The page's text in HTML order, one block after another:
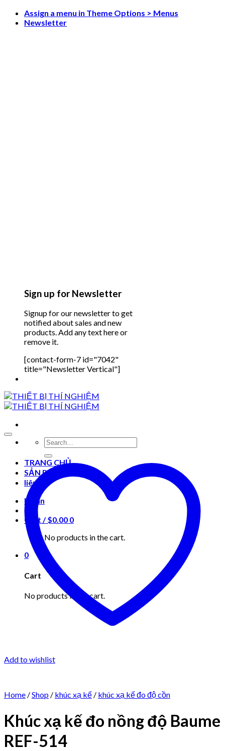
Skip
Assign a menu in Theme Options > Menus
Newsletter
Sign up for Newsletter
Signup for our newsletter to get
notified about sales and new
products. Add any text here or
remove it.
[contact-form-7 id="7042"
title="Newsletter Vertical"]
Search
for:
TRANG CHỦ
SẢN PHẨM
liên hệ
Login
Cart /$0.00 0
No products in the cart.
0
Cart
No products in the cart.
Add to wishlist
Home /Shop / khúc xạ kế / khúc xạ kế đo độ cồn
Khúc xạ kế đo nồng độ Baume
REF-514